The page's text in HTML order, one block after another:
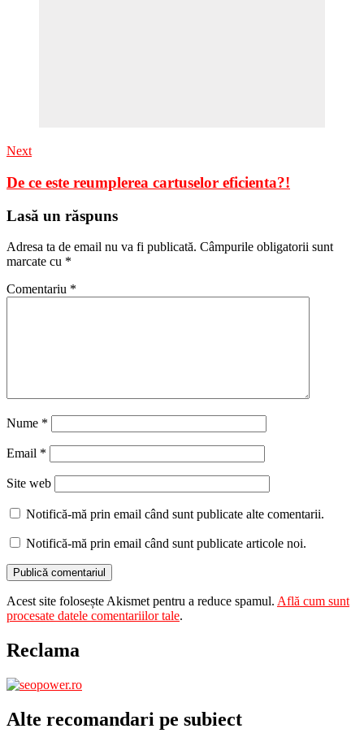
Next
De ce este reumplerea cartuselor eficienta?!
Lasă un răspuns
Adresa ta de email nu va fi publicată. Câmpurile obligatorii sunt
marcate cu *
Comentariu *
Nume *
Email *
Site web
Notifică-mă prin email când sunt publicate alte comentarii.
Notifică-mă prin email când sunt publicate articole noi.
Acest site folosește Akismet pentru a reduce spamul. Află cum sunt
procesate datele comentariilor tale.
Reclama
Alte recomandari pe subiect